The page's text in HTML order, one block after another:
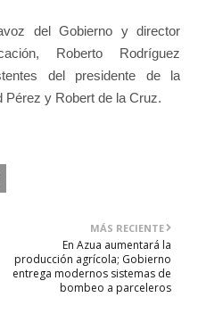
del Gobierno y director
Roberto Rodríguez
del presidente de la
Pérez y Robert de la Cruz.
MÁS RECIENTE
En Azua aumentará la
producción agrícola; Gobierno
entrega modernos sistemas de
bombeo a parceleros